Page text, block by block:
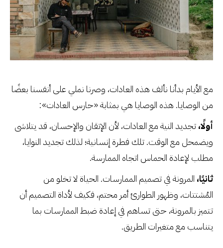
مع الأيام بدأنا نألف هذه العادات، وصرنا نملي على أنفسنا بعضًا
من الوصايا. هذه الوصايا هي بمثابة «حارس العادات»:
أولًا،تجديد النية مع العادات، لأن الإتقان والإحسان، قد يتلاشى
ويضمحل مع الوقت. تلك فطرة إنسانية؛ لذلك تجديد النوايا،
مطلب لإعادة الحماس اتجاه الممارسة.
ثانيًا، المرونة في تصميم الممارسات. الحياة لا تخلو من
المُشتتات، وظهور الطوارئ أمر محتم، فكيف لأداة التصميم أن
تتميز بالمرونة، حتى تساهم في إعادة ضبط الممارسات بما
يتناسب مع متغيرات الطريق.